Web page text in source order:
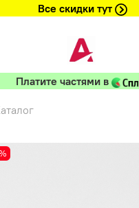
Все скидки тут
Платите частями в